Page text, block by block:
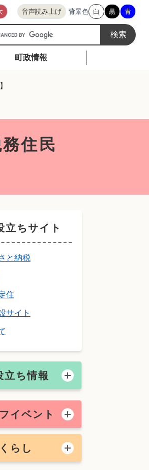
音声読み上げ 背景色 白 黒 青
町政情報
住民
立ちサイト
と納税
住
サイト
立ち情報
イベント
くらし